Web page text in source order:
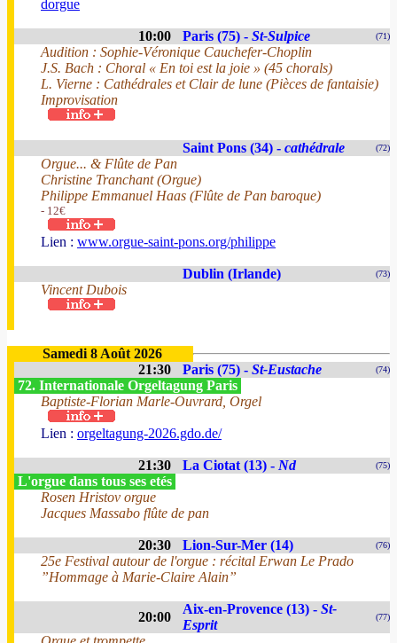
dorgue
10:00 Paris (75) - St-Sulpice (71)
Audition : Sophie-Véronique Cauchefer-Choplin
J.S. Bach : Choral « En toi est la joie » (45 chorals)
L. Vierne : Cathédrales et Clair de lune (Pièces de fantaisie)
Improvisation
Saint Pons (34) - cathédrale (72)
Orgue... & Flûte de Pan
Christine Tranchant (Orgue)
Philippe Emmanuel Haas (Flûte de Pan baroque)
- 12€
Lien : www.orgue-saint-pons.org/philippe
Dublin (Irlande) (73)
Vincent Dubois
Samedi 8 Août 2026
21:30
Paris (75) - St-Eustache (74)
72. Internationale Orgeltagung Paris
Baptiste-Florian Marle-Ouvrard, Orgel
Lien : orgeltagung-2026.gdo.de/
21:30 La Ciotat (13) - Nd (75)
L'orgue dans tous ses etés
Rosen Hristov orgue
Jacques Massabo flûte de pan
20:30 Lion-Sur-Mer (14) (76)
25e Festival autour de l'orgue : récital Erwan Le Prado
”Hommage à Marie-Claire Alain”
20:00
Aix-en-Provence (13) - St-
Esprit
(77)